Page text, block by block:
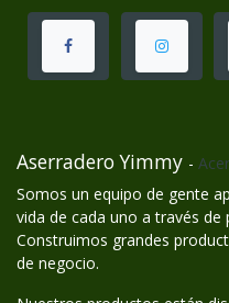
Aserradero Yimmy -
Somos un equipo de gente
vida de cada uno a través
Construimos grandes
de negocio.